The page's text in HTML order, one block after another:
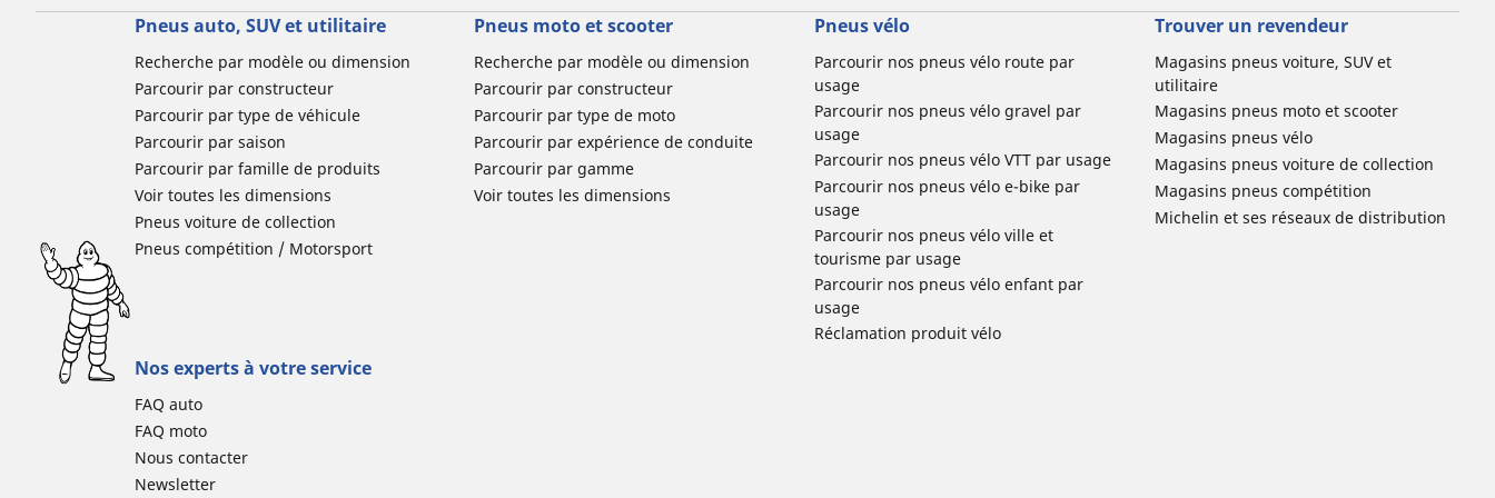
Pneus auto, SUV et utilitaire
Recherche par modèle ou dimension
Parcourir par constructeur
Parcourir par type de véhicule
Parcourir par saison
Parcourir par famille de produits
Voir toutes les dimensions
Pneus voiture de collection
Pneus compétition / Motorsport
Pneus moto et scooter
Recherche par modèle ou dimension
Parcourir par constructeur
Parcourir par type de moto
Parcourir par expérience de conduite
Parcourir par gamme
Voir toutes les dimensions
Pneus vélo
Parcourir nos pneus vélo route par
usage
Parcourir nos pneus vélo gravel par
usage
Parcourir nos pneus vélo VTT par usage
Parcourir nos pneus vélo e-bike par
usage
Parcourir nos pneus vélo ville et
tourisme par usage
Parcourir nos pneus vélo enfant par
usage
Réclamation produit vélo
Trouver un revendeur
Magasins pneus voiture, SUV et
utilitaire
Magasins pneus moto et scooter
Magasins pneus vélo
Magasins pneus voiture de collection
Magasins pneus compétition
Michelin et ses réseaux de distribution
Nos experts à votre service
FAQ auto
FAQ moto
Nous contacter
Newsletter